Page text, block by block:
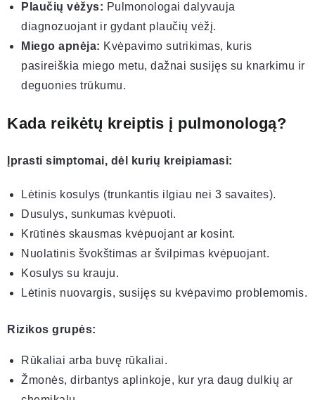
Plaučių vėžys: Pulmonologai dalyvauja
diagnozuojant ir gydant plaučių vėžį.
Miego apnėja: Kvėpavimo sutrikimas, kuris
pasireiškia miego metu, dažnai susijęs su knarkimu ir
deguonies trūkumu.
Kada reikėtų kreiptis į pulmonologą?
Įprasti simptomai, dėl kurių kreipiamasi:
Lėtinis kosulys (trunkantis ilgiau nei 3 savaites).
Dusulys, sunkumas kvėpuoti.
Krūtinės skausmas kvėpuojant ar kosint.
Nuolatinis švokštimas ar švilpimas kvėpuojant.
Kosulys su krauju.
Lėtinis nuovargis, susijęs su kvėpavimo problemomis.
Rizikos grupės:
Rūkaliai arba buvę rūkaliai.
Žmonės, dirbantys aplinkoje, kur yra daug dulkių ar